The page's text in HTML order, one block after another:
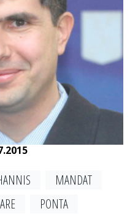
MANDAT
PONTA